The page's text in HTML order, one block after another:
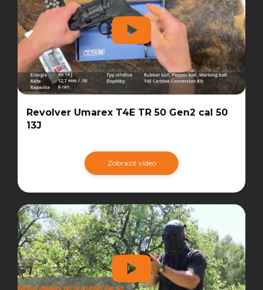
Revolver Umarex T4E TR 50 Gen2 cal 50
13J
Zobrazit video